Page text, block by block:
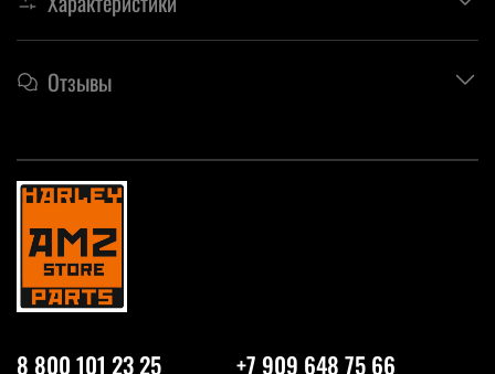
Отзывы
8 800 101 23 25 +7 909 648 75 66